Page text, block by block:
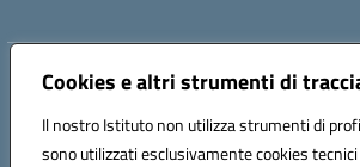
Cookies e altri strumenti di
Il nostro Istituto non utilizza strumenti di
sono utilizzati esclusivamente cookies
Indirizzo:Viale P. Togliatti snc 67039 Sulmona
Posta elettronica certificata (PEC):